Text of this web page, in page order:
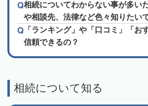
相続についてわからない事が多い
や相談先、法律など色々知りたいで
「ランキング」や「口コミ」「お
信頼できるの？
相続について知る